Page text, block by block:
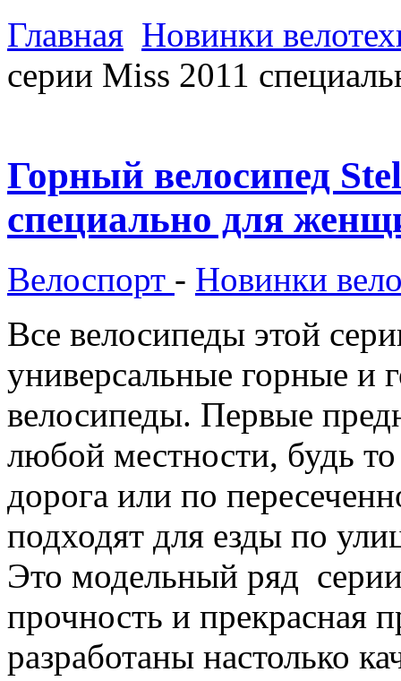
Главная Новинки
серии Miss 2011
Горный велосипед
специально для
Велоспорт - Новинки
Все велосипеды этой
универсальные горные и
велосипеды. Первые
любой местности, будь
дорога или по
подходят для езды по
Это модельный ряд
прочность и прекрасная
разработаны настолько